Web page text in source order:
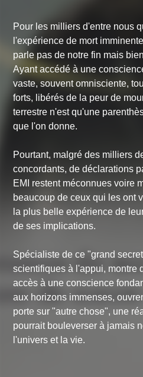
Pour les milliers d'entre nous
l'expérience de mort
parle pas de notre fin mais
Ayant accédé à une
vaste, souvent omnisciente,
forts, libérés de la peur de
terrestre n'est qu'une
que l'on donne.
Pourtant, malgré des milliers
concordants, de déclarations
EMI restent méconnues voire
beaucoup de ceux qui les ont
la plus belle expérience de
de ses implications.
Spécialiste de ce "grand
scientifiques à l'appui, montre
accès à une conscience
aux horizons immenses,
porte sur "autre chose", une
pourrait bouleverser à jamais
l'univers et la vie.